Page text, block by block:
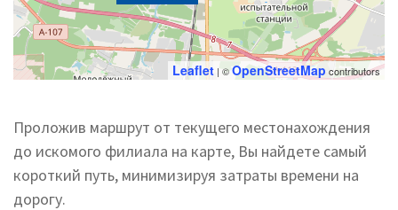
Leaflet | ©OpenStreetMap contributors
Проложив маршрут от текущего местонахождения
до искомого филиала на карте, Вы найдете самый
короткий путь, минимизируя затраты времени на
дорогу.